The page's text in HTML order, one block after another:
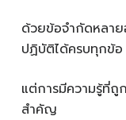
ด้วยข้อจำกัดหลาย
ปฏิบัติได้ครบทุกข้อ
แต่การมีความรู้ที่ถู
สำคัญ